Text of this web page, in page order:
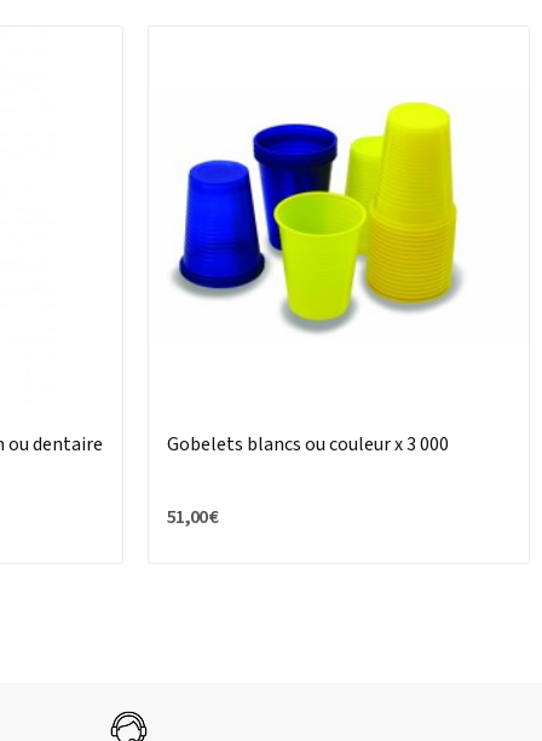
ou dentaire Gobelets blancs ou couleur x 3 000
51,00 €